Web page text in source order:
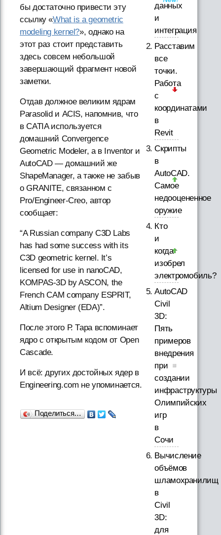
бы достаточно привести эту
ссылку «What is a geometric
modeling kernel?», однако на
этот раз стоит представить
здесь совсем небольшой
завершающий фрагмент новой
заметки.
Отдав должное великим ядрам
Parasolid и ACIS, напомнив, что
в CATIA используется
домашний Convergence
Geometric Modeler, а в Inventor и
AutoCAD — домашний же
ShapeManager, а также не забыв
о GRANITE, связанном с
Pro/Engineer-Creo, автор
сообщает:
“A Russian company C3D Labs
has had some success with its
C3D geometric kernel. It’s
licensed for use in nanoCAD,
KOMPAS-3D by ASCON, the
French CAM company ESPRIT,
Altium Designer (EDA)”.
После этого Р. Тара вспоминает
ядро с открытым кодом от Open
Cascade.
И всё: других достойных ядер в
Engineering.com не упоминается.
Поделиться…
данных
и
интеграция
Расставим
все
точки.
Работа
с
координатами
в
Revit
Скрипты
в
AutoCAD.
Самое
недооцененное
оружие
Кто
и
когда
изобрел
электромобиль?
AutoCAD
Civil
3D:
Пять
примеров
внедрения
при
создании
инфраструктуры
Олимпийских
игр
в
Сочи
Вычисление
объёмов
шламохранилищ
в
Civil
3D:
для